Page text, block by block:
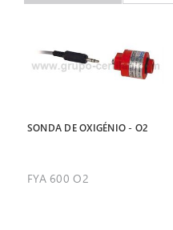
SONDA DE OXIGÉNIO - O2
FYA 600 O2